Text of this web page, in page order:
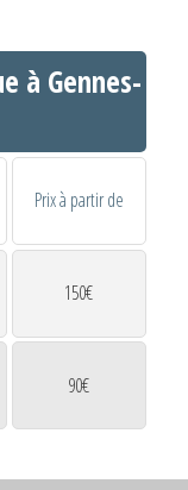
à Gennes-
Prix à partir de
150€
90€